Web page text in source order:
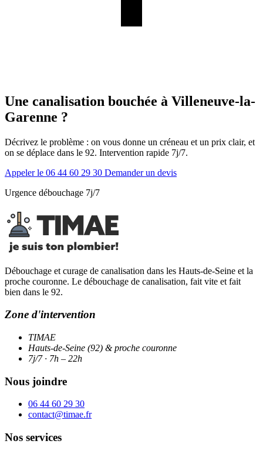
Une canalisation bouchée à Villeneuve-la-
Garenne ?
Décrivez le problème : on vous donne un créneau et un prix clair, et
on se déplace dans le 92. Intervention rapide 7j/7.
Appeler le 06 44 60 29 30 Demander un devis
Urgence débouchage 7j/7
Débouchage et curage de canalisation dans les Hauts-de-Seine et la
proche couronne. Le débouchage de canalisation, fait vite et fait
bien dans le 92.
Zone d'intervention
TIMAE
Hauts-de-Seine (92) & proche couronne
7j/7 · 7h – 22h
Nous joindre
06 44 60 29 30
contact@timae.fr
Nos services